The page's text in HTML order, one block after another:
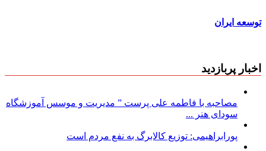
توسعه ایران
اخبار پربازدید
مصاحبه با فاطمه علی پرست ” مدیریت و موسس آموزشگاه
سودای هنر ...
پورابراهیمی: توزیع کالابرگ به نفع مردم است